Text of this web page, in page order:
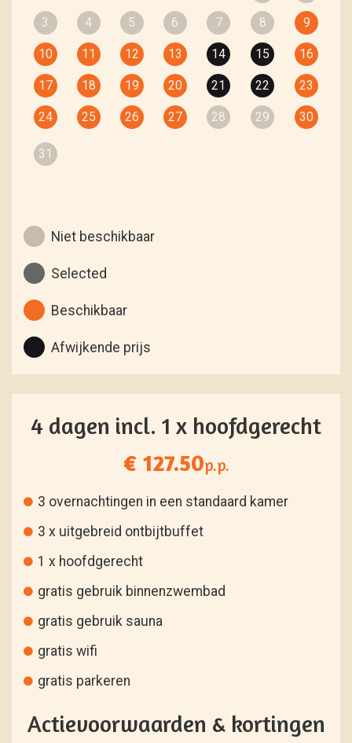
3 4 5 6 7 8 9
10 11 12 13 14 15 16
17 18 19 20 21 22 23
24 25 26 27 28 29 30
31
Niet beschikbaar
Selected
Beschikbaar
Afwijkende prijs
4 dagen incl. 1 x hoofdgerecht
€ 127.50p.p.
3 overnachtingen in een standaard kamer
3 x uitgebreid ontbijtbuffet
1 x hoofdgerecht
gratis gebruik binnenzwembad
gratis gebruik sauna
gratis wifi
gratis parkeren
Actievoorwaarden & kortingen